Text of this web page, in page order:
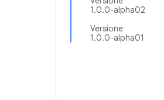
1.0.0-alpha02
Versione
1.0.0-alpha01